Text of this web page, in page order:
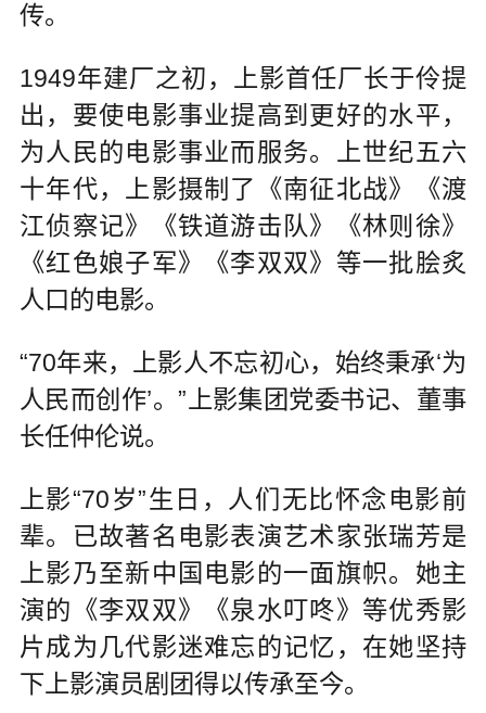
传。
1949年建厂之初，上影首任厂长于伶提
出，要使电影事业提高到更好的水平，
为人民的电影事业而服务。上世纪五六
十年代，上影摄制了《南征北战》《渡
江侦察记》《铁道游击队》《林则徐》
《红色娘子军》《李双双》等一批脍炙
人口的电影。
“70年来，上影人不忘初心，始终秉承‘为
人民而创作’。”上影集团党委书记、董事
长任仲伦说。
上影“70岁”生日，人们无比怀念电影前
辈。已故著名电影表演艺术家张瑞芳是
上影乃至新中国电影的一面旗帜。她主
演的《李双双》《泉水叮咚》等优秀影
片成为几代影迷难忘的记忆，在她坚持
下上影演员剧团得以传承至今。